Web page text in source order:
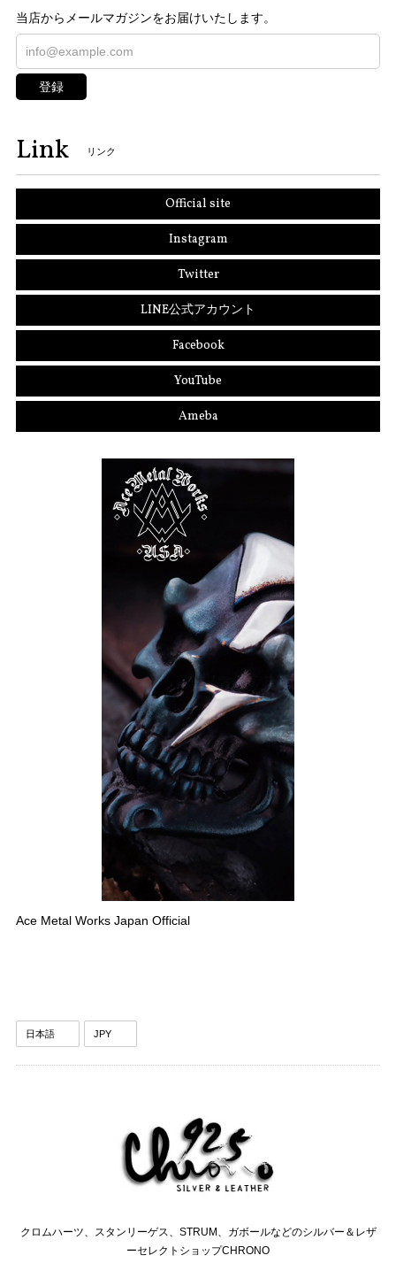
当店からメールマガジンをお届けいたします。
登録
Link リンク
Official site
Instagram
Twitter
LINE公式アカウント
Facebook
YouTube
Ameba
Ace Metal Works Japan Official
クロムハーツ、スタンリーゲス、STRUM、ガボールなどのシルバー＆レザ
ーセレクトショップCHRONO